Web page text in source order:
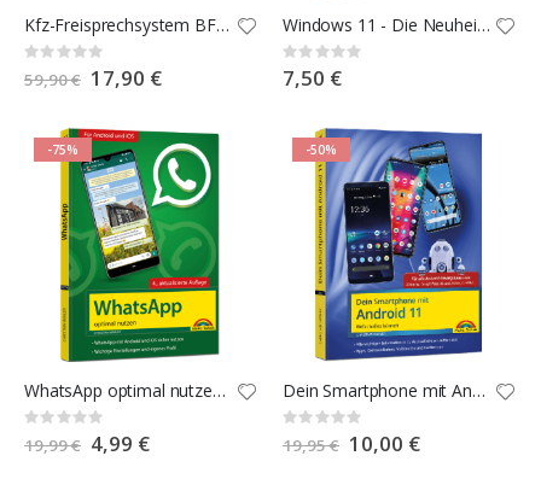
Kfz-Freisprechsystem BFX-400.pt mit Bluetooth & Multipoint
Rating:
0%
59,90 € Special
Price
17,90 €
Windows 11 - Die Neuheiten
Rating:
0%
7,50 €
-75%
WhatsApp optimal nutzen - 4. Auflage
Rating:
0%
19,99 € Special
Price
4,99 €
-50%
Dein Smartphone mit Android 11
Rating:
0%
19,95 € Special
Price
10,00 €